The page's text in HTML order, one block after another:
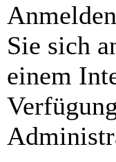
Sie sich
einem